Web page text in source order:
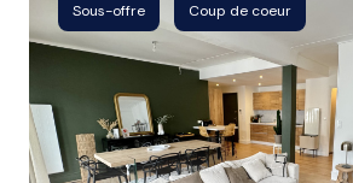
biens
vendus
biens
loués
Sous-offre Coup de coeur